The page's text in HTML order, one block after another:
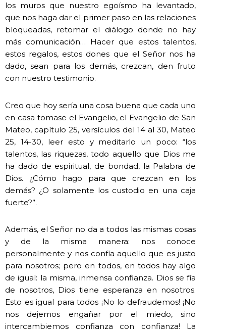
los muros que nuestro egoísmo ha levantado,
que nos haga dar el primer paso en las relaciones
bloqueadas, retomar el diálogo donde no hay
más comunicación… Hacer que estos talentos,
estos regalos, estos dones que el Señor nos ha
dado, sean para los demás, crezcan, den fruto
con nuestro testimonio.
Creo que hoy sería una cosa buena que cada uno
en casa tomase el Evangelio, el Evangelio de San
Mateo, capítulo 25, versículos del 14 al 30, Mateo
25, 14-30, leer esto y meditarlo un poco: “los
talentos, las riquezas, todo aquello que Dios me
ha dado de espiritual, de bondad, la Palabra de
Dios. ¿Cómo hago para que crezcan en los
demás? ¿O solamente los custodio en una caja
fuerte?”.
Además, el Señor no da a todos las mismas cosas
y de la misma manera: nos conoce
personalmente y nos confía aquello que es justo
para nosotros; pero en todos, en todos hay algo
de igual: la misma, inmensa confianza. Dios se fía
de nosotros, Dios tiene esperanza en nosotros.
Esto es igual para todos ¡No lo defraudemos! ¡No
nos dejemos engañar por el miedo, sino
intercambiemos confianza con confianza! La